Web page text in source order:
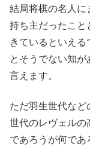
結局将棋の名人に
持ち主だったこと
きているといえ
とそうでない知
言えます。
ただ羽生世代など
世代のレヴェルの
であろうが何であ